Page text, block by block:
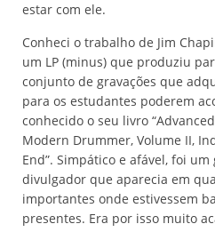
estar com ele.
Conheci o trabalho de Jim
um LP (minus) que produziu
conjunto de gravações que
para os estudantes poderem
conhecido o seu livro
Modern Drummer, Volume II,
End”. Simpático e afável, foi
divulgador que aparecia em
importantes onde estivessem
presentes. Era por isso muito